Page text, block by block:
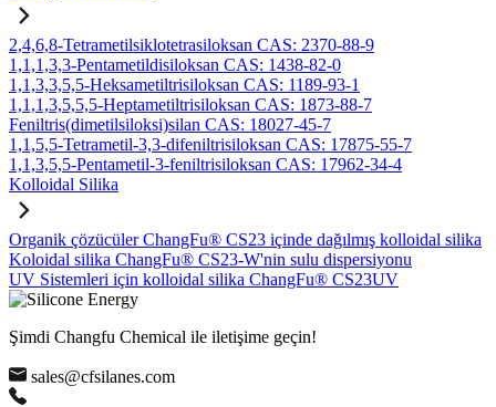
2,4,6,8-Tetrametilsiklotetrasiloksan CAS: 2370-88-9
1,1,1,3,3-Pentametildisiloksan CAS: 1438-82-0
1,1,3,3,5,5-Heksametiltrisiloksan CAS: 1189-93-1
1,1,1,3,5,5,5-Heptametiltrisiloksan CAS: 1873-88-7
Feniltris(dimetilsiloksi)silan CAS: 18027-45-7
1,1,5,5-Tetrametil-3,3-difeniltrisiloksan CAS: 17875-55-7
1,1,3,5,5-Pentametil-3-feniltrisiloksan CAS: 17962-34-4
Kolloidal Silika
Organik çözücüler ChangFu® CS23 içinde dağılmış kolloidal silika
Koloidal silika ChangFu® CS23-W'nin sulu dispersiyonu
UV Sistemleri için kolloidal silika ChangFu® CS23UV
Şimdi Changfu Chemical ile iletişime geçin!
sales@cfsilanes.com